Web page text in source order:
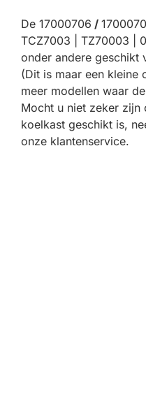
De 17000706 /
TCZ7003 | TZ70003 |
onder andere geschikt
(Dit is maar een kleine
meer modellen waar
Mocht u niet zeker
koelkast geschikt is,
onze klantenservice.